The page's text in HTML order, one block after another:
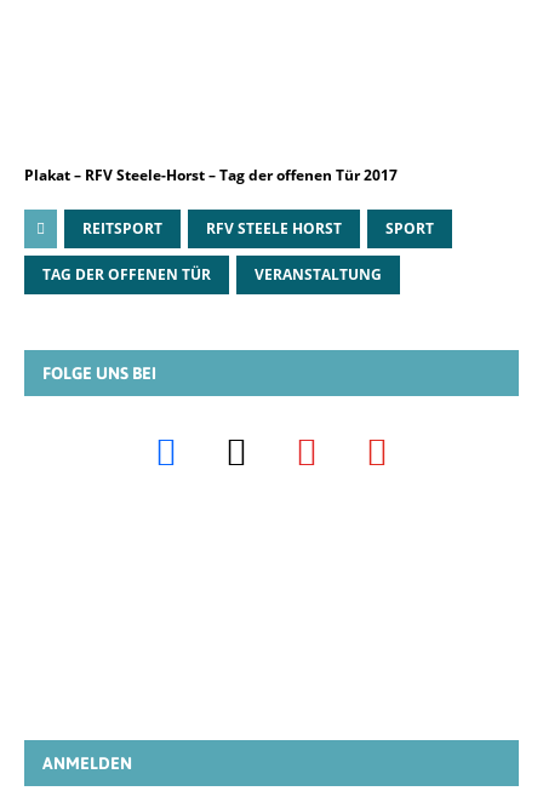
Plakat – RFV Steele-Horst – Tag der offenen Tür 2017
REITSPORT RFV STEELE HORST SPORT
TAG DER OFFENEN TÜR VERANSTALTUNG
FOLGE UNS BEI
ANMELDEN